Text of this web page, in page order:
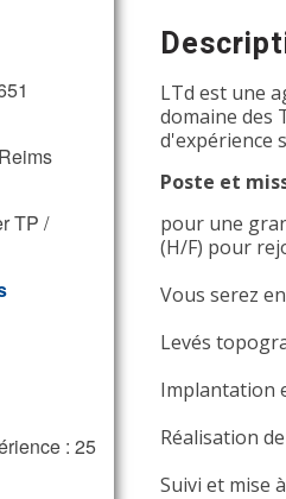
TP /
: 25
LTd est une
domaine des
d'expérience
Poste et
pour une
(H/F) pour
Vous serez
Levés
Implantation
Réalisation
Suivi et mise